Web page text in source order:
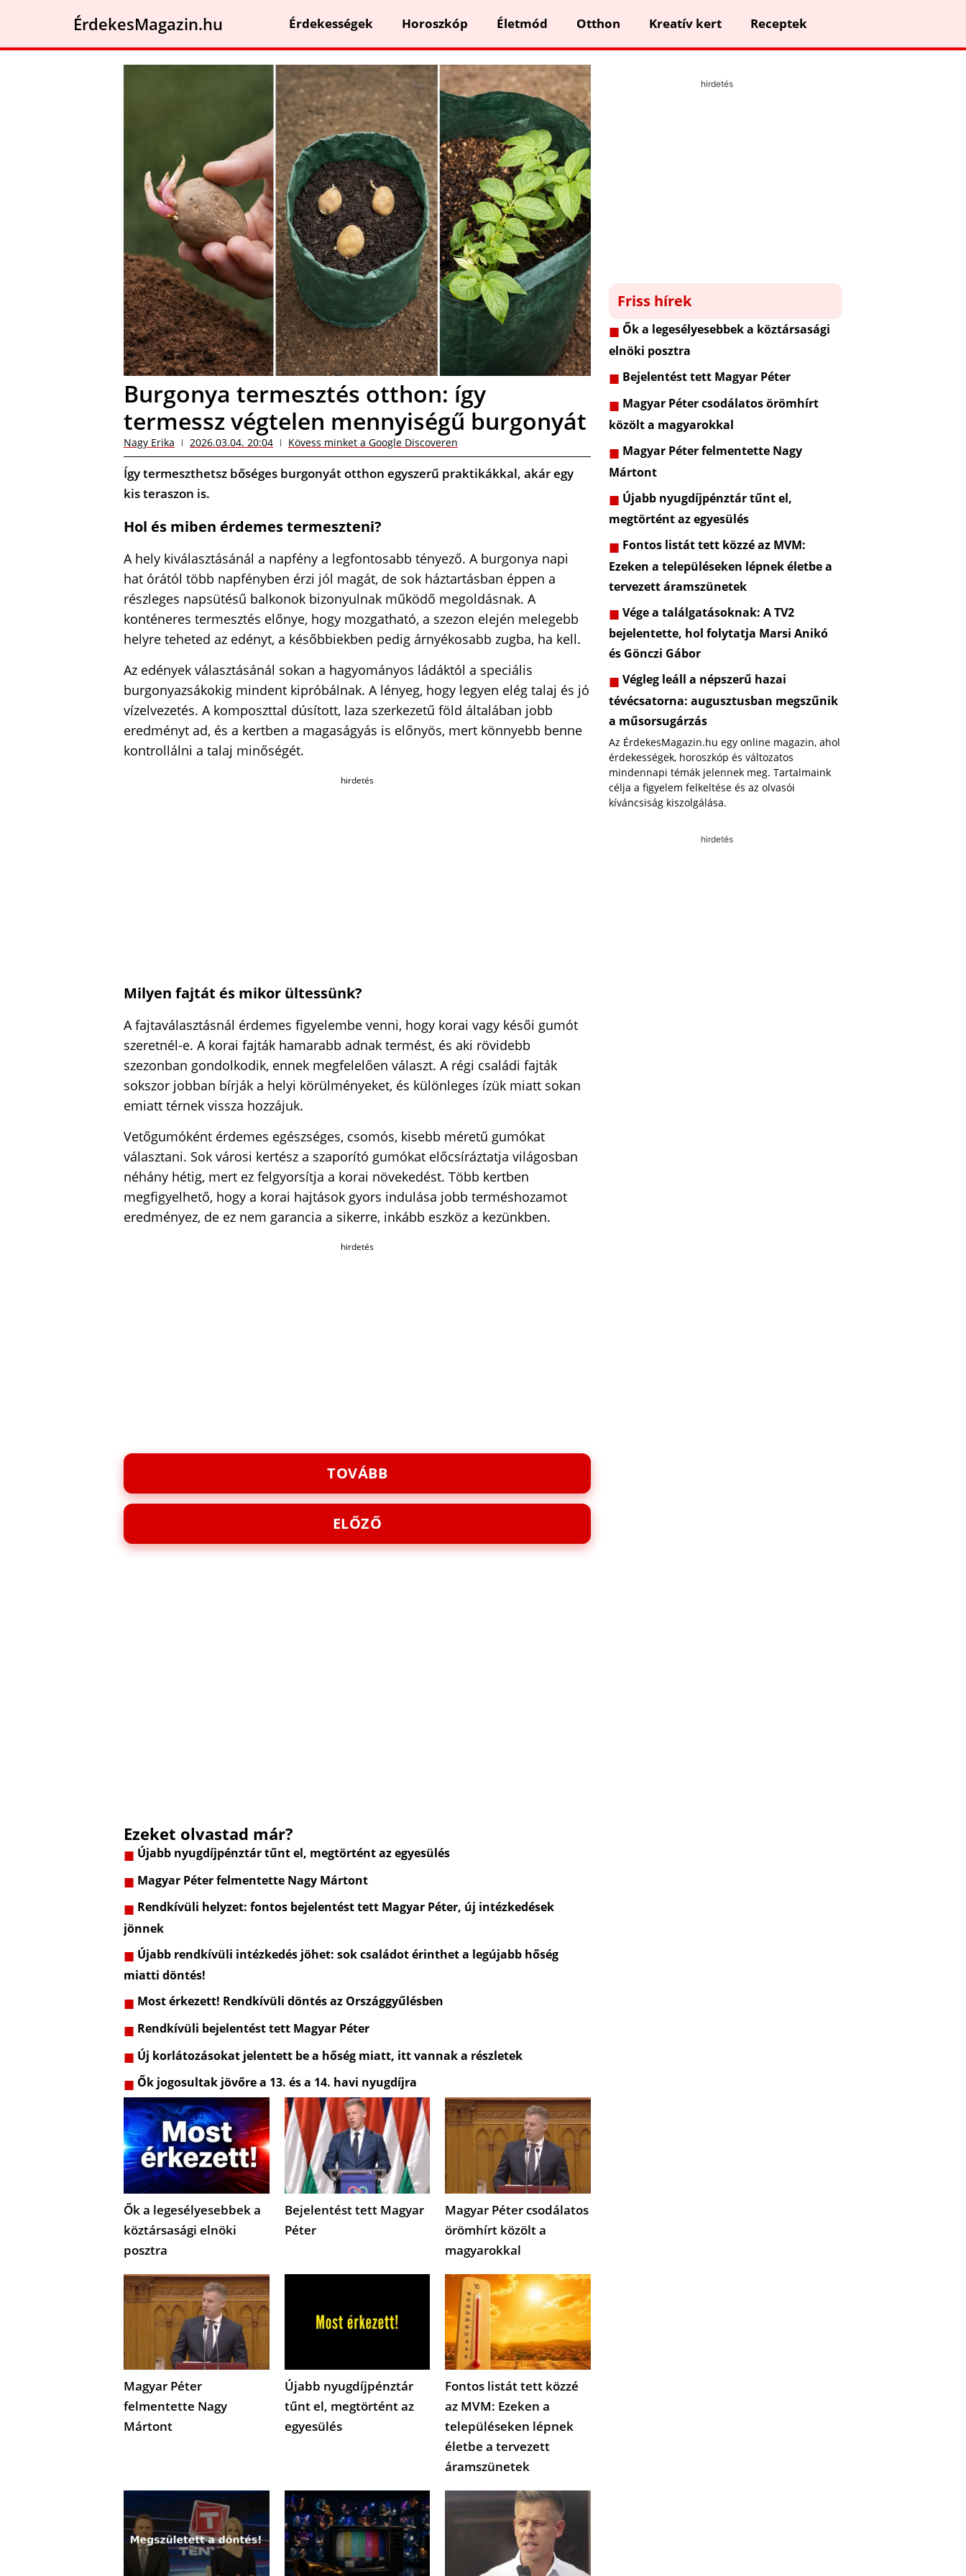
ÉrdekesMagazin.hu Érdekességek Horoszkóp Életmód Otthon Kreatív kert Receptek
Burgonya termesztés otthon: így
termessz végtelen mennyiségű burgonyát
Nagy Erika 2026.03.04. 20:04 Kövess minket a Google Discoveren
Így termeszthetsz bőséges burgonyát otthon egyszerű praktikákkal, akár egy
kis teraszon is.
Hol és miben érdemes termeszteni?
A hely kiválasztásánál a napfény a legfontosabb tényező. A burgonya napi
hat órától több napfényben érzi jól magát, de sok háztartásban éppen a
részleges napsütésű balkonok bizonyulnak működő megoldásnak. A
konténeres termesztés előnye, hogy mozgatható, a szezon elején melegebb
helyre teheted az edényt, a későbbiekben pedig árnyékosabb zugba, ha kell.
Az edények választásánál sokan a hagyományos ládáktól a speciális
burgonyazsákokig mindent kipróbálnak. A lényeg, hogy legyen elég talaj és jó
vízelvezetés. A komposzttal dúsított, laza szerkezetű föld általában jobb
eredményt ad, és a kertben a magaságyás is előnyös, mert könnyebb benne
kontrollálni a talaj minőségét.
hirdetés
Milyen fajtát és mikor ültessünk?
A fajtaválasztásnál érdemes figyelembe venni, hogy korai vagy késői gumót
szeretnél-e. A korai fajták hamarabb adnak termést, és aki rövidebb
szezonban gondolkodik, ennek megfelelően választ. A régi családi fajták
sokszor jobban bírják a helyi körülményeket, és különleges ízük miatt sokan
emiatt térnek vissza hozzájuk.
Vetőgumóként érdemes egészséges, csomós, kisebb méretű gumókat
választani. Sok városi kertész a szaporító gumókat előcsíráztatja világosban
néhány hétig, mert ez felgyorsítja a korai növekedést. Több kertben
megfigyelhető, hogy a korai hajtások gyors indulása jobb terméshozamot
eredményez, de ez nem garancia a sikerre, inkább eszköz a kezünkben.
hirdetés
ELŐZŐ
TOVÁBB
Ezeket olvastad már?
Újabb nyugdíjpénztár tűnt el, megtörtént az egyesülés
Magyar Péter felmentette Nagy Mártont
Rendkívüli helyzet: fontos bejelentést tett Magyar Péter, új intézkedések
jönnek
Újabb rendkívüli intézkedés jöhet: sok családot érinthet a legújabb hőség
miatti döntés!
Most érkezett! Rendkívüli döntés az Országgyűlésben
Rendkívüli bejelentést tett Magyar Péter
Új korlátozásokat jelentett be a hőség miatt, itt vannak a részletek
Ők jogosultak jövőre a 13. és a 14. havi nyugdíjra
Ők a legesélyesebbek a
köztársasági elnöki
posztra
Bejelentést tett Magyar
Péter
Magyar Péter csodálatos
örömhírt közölt a
magyarokkal
Magyar Péter
felmentette Nagy
Mártont
Újabb nyugdíjpénztár
tűnt el, megtörtént az
egyesülés
Fontos listát tett közzé
az MVM: Ezeken a
településeken lépnek
életbe a tervezett
áramszünetek
hirdetés
Friss hírek
Ők a legesélyesebbek a köztársasági
elnöki posztra
Bejelentést tett Magyar Péter
Magyar Péter csodálatos örömhírt
közölt a magyarokkal
Magyar Péter felmentette Nagy
Mártont
Újabb nyugdíjpénztár tűnt el,
megtörtént az egyesülés
Fontos listát tett közzé az MVM:
Ezeken a településeken lépnek életbe a
tervezett áramszünetek
Vége a találgatásoknak: A TV2
bejelentette, hol folytatja Marsi Anikó
és Gönczi Gábor
Végleg leáll a népszerű hazai
tévécsatorna: augusztusban megszűnik
a műsorsugárzás
Az ÉrdekesMagazin.hu egy online magazin, ahol
érdekességek, horoszkóp és változatos
mindennapi témák jelennek meg. Tartalmaink
célja a figyelem felkeltése és az olvasói
kíváncsiság kiszolgálása.
hirdetés